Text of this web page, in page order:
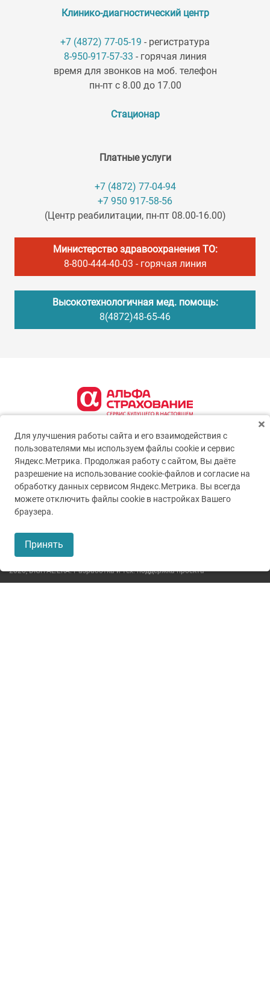
Клинико-диагностический центр
+7 (4872) 77-05-19 - регистратура
8-950-917-57-33 - горячая линия
время для звонков на моб. телефон
пн-пт с 8.00 до 17.00
Стационар
Платные услуги
+7 (4872) 77-04-94
+7 950 917-58-56
(Центр реабилитации, пн-пт 08.00-16.00)
Министерство здравоохранения ТО:
8-800-444-40-03 - горячая линия
Высокотехнологичная мед. помощь:
8(4872)48-65-46
2026,DIGITAL.ERA. Разработка и тех. поддержка проекта
Для улучшения работы сайта и его взаимодействия с
пользователями мы используем файлы cookie и сервис
Яндекс.Метрика. Продолжая работу с сайтом, Вы даёте
разрешение на использование cookie-файлов и согласие на
обработку данных сервисом Яндекс.Метрика. Вы всегда
можете отключить файлы cookie в настройках Вашего
браузера.
Принять